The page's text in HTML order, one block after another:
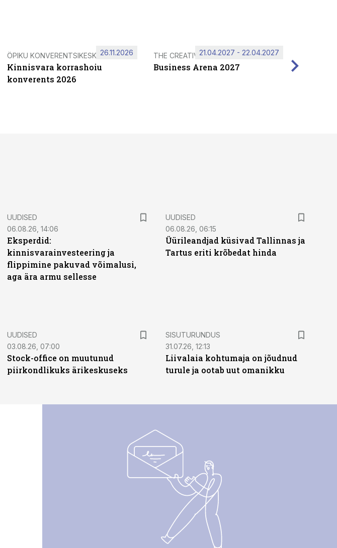
ÖPIKU KONVERENTSIKESKUS
Kinnisvara korrashoiu
konverents 2026
26.11.2026 THE CREATIVE HUB
Business Arena 2027
21.04.2027 - 22.04.2027
UUDISED
06.08.26, 14:06
Eksperdid:
kinnisvarainvesteering ja
flippimine pakuvad võimalusi,
aga ära armu sellesse
UUDISED
06.08.26, 06:15
Üürileandjad küsivad Tallinnas ja
Tartus eriti krõbedat hinda
UUDISED
03.08.26, 07:00
Stock-office on muutunud
piirkondlikuks ärikeskuseks
ST
SISUTURUNDUS
31.07.26, 12:13
Liivalaia kohtumaja on jõudnud
turule ja ootab uut omanikku